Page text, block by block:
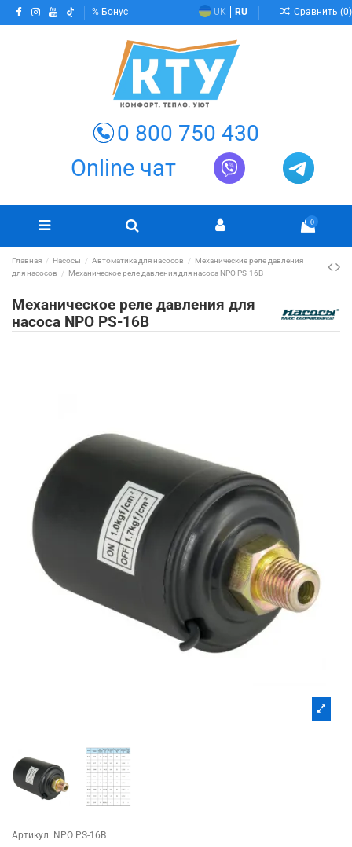
Бонус UK RU Сравнить (0)
0 800 750 430
Online чат
0
Главная Насосы Автоматика для насосов
Механические реле давления
для насосов
Механическое реле давления для насоса NPO PS-16B
Механическое реле давления для
насоса NPO PS-16B
Артикул: NPO PS-16B